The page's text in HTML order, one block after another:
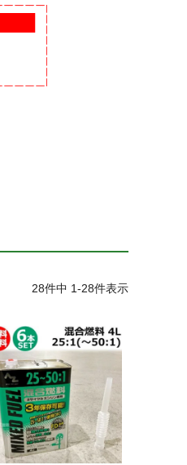
28件中 1-28件表示